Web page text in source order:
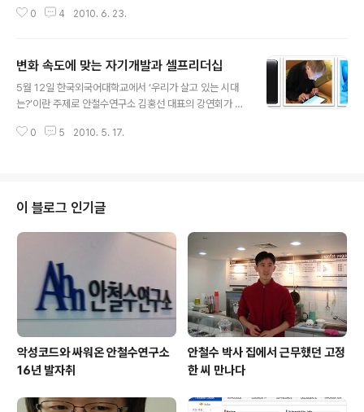
이루어졌다. 첫 순서인 유명인사 특강 시간에는 안철수연
체가 목적이 되는 것이 아닌, 그 기술이 어디에 응용되는지
가 중요하다. 진정한 엔지니어는 자신이 만든 기술이 사람
들에게 쓰일 때 기쁨을 느낄 수 있다. 이런 기쁨을 느끼지
했다. 이어서 급변하는 시대에 필요한 자기 개발의 방향을
0 4 2010. 6. 23.
변화 속도에 맞는 자기개발과 셀프리더십
5월 12일 한국외국어대학교에서 ‘우리가 살고 있는 시대
는?’이란 주제로 안철수연구소 김홍선 대표의 강연회가 열
학생들도 많이 참석해 성황을 이루었다. 김 대표는 "서로
양한 사례를 들어가며 설명한, 우리가 살고 있는 시대의 동
향 요약해보았다. Innovation and Creativity – smart
er customers 아이폰(iPhone), 아이패드(iPad) 등 애
플은 굉장히 혁신적이고 창의적인 제품들을 선보였다. 그
리고 고객은 애플의 제품을 선택했다..
0 5 2010. 5. 17.
이 블로그 인기글
악성코드와 싸워온 안철수연구소
16년 발자취
안철수 박사 집에서 근무했던 고정
한 씨 만나다